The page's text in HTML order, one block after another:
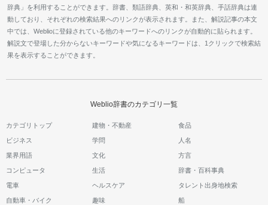
辞典」を利用することができます。辞書、類語辞典、英和・和英辞典、手話辞典は連
動しており、それぞれの検索結果へのリンクが表示されます。また、解説記事の本文
中では、Weblioに登録されている他のキーワードへのリンクが自動的に貼られます。
解説文で登場した分からないキーワードや気になるキーワードは、1クリックで検索結
果を表示することができます。
Weblio辞書のカテゴリ一覧
カテゴリトップ 建物・不動産 食品
ビジネス 学問 人名
業界用語 文化 方言
コンピュータ 生活 辞書・百科事典
電車 ヘルスケア タレント出身地検索
自動車・バイク 趣味 船